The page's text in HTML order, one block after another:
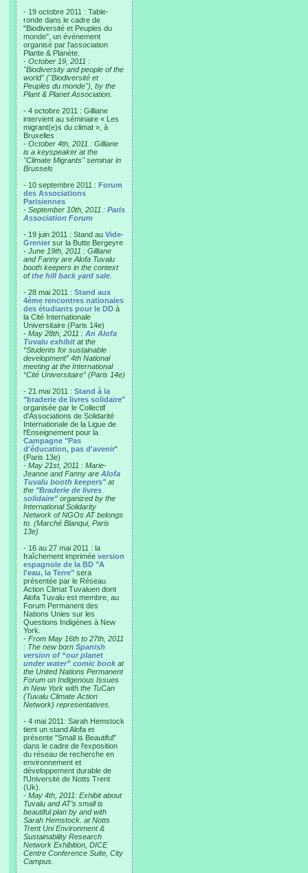
- 19 octobre 2011 : Table-
ronde dans le cadre de
"Biodiversité et Peuples du
monde", un événement
organisé par l'association
Plante & Planète.
- October 19, 2011 :
"Biodiversity and people of the
world" ("Biodiversité et
Peuples du monde"), by the
Plant & Planet Association.
- 4 octobre 2011 : Gilliane
intervient au séminaire « Les
migrant(e)s du climat », à
Bruxelles
- October 4th, 2011 : Gilliane
is a keyspeaker at the
"Climate Migrants" seminar in
Brussels
- 10 septembre 2011 : Forum
des Associations
Parisiennes
- September 10th, 2011 : Paris
Association Forum
- 19 juin 2011 : Stand au Vide-
Grenier sur la Butte Bergeyre
- June 19th, 2011 : Gilliane
and Fanny are Alofa Tuvalu
booth keepers in the context
ofthe hill back yard sale
- 28 mai 2011 : Stand aux
4ème rencontres nationales
des étudiants pour le DD à
la Cité Internationale
Universitaire (Paris 14e)
- May 28th, 2011 : An Alofa
Tuvalu exhibit at the
“Students for sustainable
development” 4th National
meeting at the International
“Cité Universitaire” (Paris 14e)
- 21 mai 2011 : Stand à la
"braderie de livres solidaire"
organisée par le Collectif
d'Associations de Solidarité
Internationale de la Ligue de
l'Enseignement pour la
Campagne "Pas
d'éducation, pas d'avenir"
(Paris 13e)
- May 21st, 2011 : Marie-
Jeanne and Fanny are Alofa
Tuvalu booth keepers"at
the "Braderie de livres
solidaire"organized by the
International Solidarity
Network of NGOs AT belongs
to. (Marché Blanqui, Paris
13e)
- 16 au 27 mai 2011 : la
fraîchement imprimée version
espagnole de la BD "A
l'eau, la Terre" sera
présentée par le Réseau
Action Climat Tuvaluen dont
Alofa Tuvalu est membre, au
Forum Permanent des
Nations Unies sur les
Questions Indigènes à New
York.
- From May 16th to 27th, 2011
: The new born Spanish
version of “our planet
under water” comic book at
the United Nations Permanent
Forum on Indigenous Issues
in New York with the TuCan
(Tuvalu Climate Action
Network) representatives.
- 4 mai 2011: Sarah Hemstock
tient un stand Alofa et
présente "Small is Beautiful"
dans le cadre de l'exposition
du réseau de recherche en
environnement et
développement durable de
l'Université de Notts Trent
(Uk).
- May 4th, 2011: Exhibit about
Tuvalu and AT’s small is
beautiful plan by and with
Sarah Hemstock. at Notts
Trent Uni Environment &
Sustainability Research
Network Exhibition, DICE
Centre Conference Suite, City
Campus.